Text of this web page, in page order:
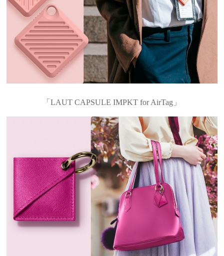
「LAUT CAPSULE IMPKT for AirTag」